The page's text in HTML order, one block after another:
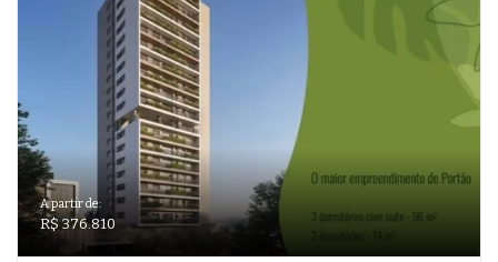
A partir de:
R$ 376.810